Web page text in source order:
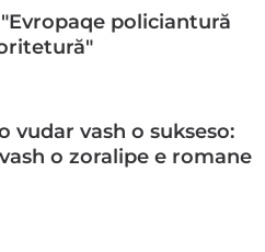
policiantură
vudar vash o sukseso:
o zoralipe e romane